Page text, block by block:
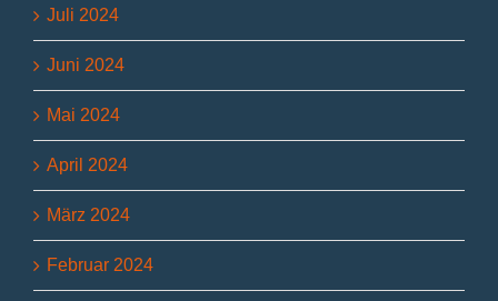
Juli 2024
Juni 2024
Mai 2024
April 2024
März 2024
Februar 2024